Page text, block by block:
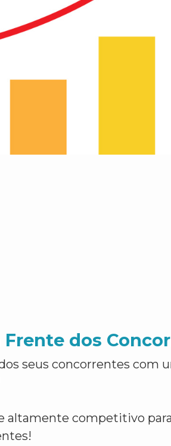
Frente dos
seus concorrentes com
altamente competitivo